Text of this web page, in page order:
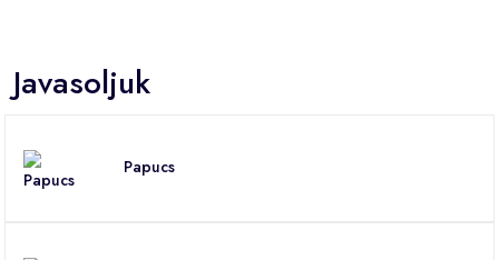
Javasoljuk
Papucs